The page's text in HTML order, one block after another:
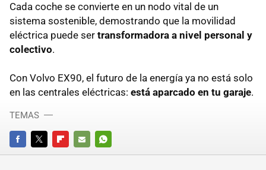
Cada coche se convierte en un nodo vital de un
sistema sostenible, demostrando que la movilidad
eléctrica puede ser transformadora a nivel personal y
colectivo.
Con Volvo EX90, el futuro de la energía ya no está solo
en las centrales eléctricas: está aparcado en tu garaje.
FACEBOOKTWITTERFLIPBOARD
E-
WHATSAPP
TEMAS